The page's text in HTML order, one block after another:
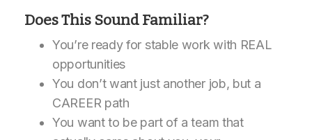
Does This Sound Familiar?
You’re ready for stable work with REAL
opportunities
You don’t want just another job, but a
CAREER path
You want to be part of a team that